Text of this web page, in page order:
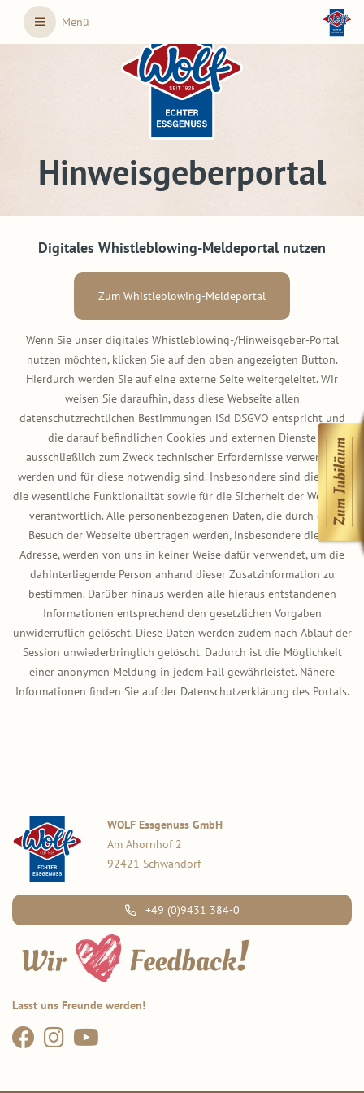
Skip to main content
Menü
Hinweisgeberportal
Digitales Whistleblowing-Meldeportal nutzen
Zum Whistleblowing-Meldeportal
Wenn Sie unser digitales Whistleblowing-/Hinweisgeber-Portal
nutzen möchten, klicken Sie auf den oben angezeigten Button.
Hierdurch werden Sie auf eine externe Seite weitergeleitet. Wir
weisen Sie daraufhin, dass diese Webseite allen
datenschutzrechtlichen Bestimmungen iSd DSGVO entspricht und
die darauf befindlichen Cookies und externen Dienste
ausschließlich zum Zweck technischer Erfordernisse verwendet
werden und für diese notwendig sind. Insbesondere sind diese für
die wesentliche Funktionalität sowie für die Sicherheit der Webseite
verantwortlich. Alle personenbezogenen Daten, die durch den
Besuch der Webseite übertragen werden, insbesondere die IP-
Adresse, werden von uns in keiner Weise dafür verwendet, um die
dahinterliegende Person anhand dieser Zusatzinformation zu
bestimmen. Darüber hinaus werden alle hieraus entstandenen
Informationen entsprechend den gesetzlichen Vorgaben
unwiderruflich gelöscht. Diese Daten werden zudem nach Ablauf der
Session unwiederbringlich gelöscht. Dadurch ist die Möglichkeit
einer anonymen Meldung in jedem Fall gewährleistet. Nähere
Informationen finden Sie auf der Datenschutzerklärung des Portals.
WOLF Essgenuss GmbH
Am Ahornhof 2
92421 Schwandorf
+49 (0)9431 384-0
Lasst uns Freunde werden!